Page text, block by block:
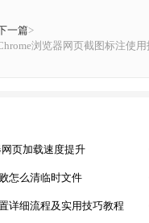
下一篇>
浏览器网页截图标注使用
网页加载速度提升
怎么清临时文件
详细流程及实用技巧教程